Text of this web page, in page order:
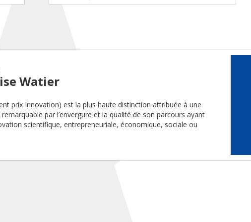
Watier
prix Innovation) est la plus haute distinction attribuée à une
par l’envergure et la qualité de son parcours ayant
scientifique, entrepreneuriale, économique, sociale ou